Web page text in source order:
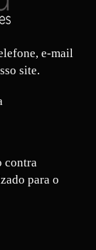
e-mail
site.
contra
para o